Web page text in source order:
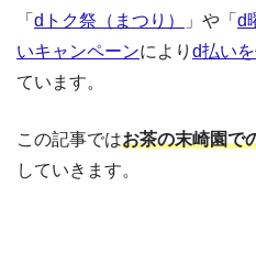
「 dトク祭（まつり） 」や「 d
いキャンペーンにより d払い
ています。
この記事ではお茶の末崎園で
していきます。